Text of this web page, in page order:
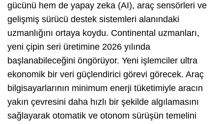
gücünü hem de yapay zeka (AI), araç sensörleri ve
gelişmiş sürücü destek sistemleri alanındaki
uzmanlığını ortaya koydu. Continental uzmanları,
yeni çipin seri üretimine 2026 yılında
başlanabileceğini öngörüyor. Yeni işlemciler ultra
ekonomik bir veri güçlendirici görevi görecek. Araç
bilgisayarlarının minimum enerji tüketimiyle aracın
yakın çevresini daha hızlı bir şekilde algılamasını
sağlayarak otomatik ve otonom sürüşün temelini